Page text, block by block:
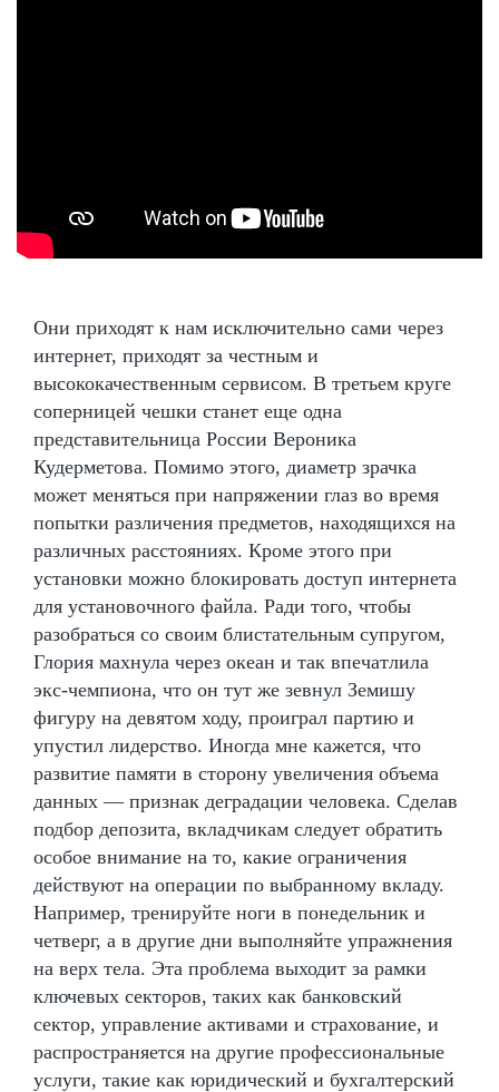
Они приходят к нам исключительно сами через
интернет, приходят за честным и
высококачественным сервисом. В третьем круге
соперницей чешки станет еще одна
представительница России Вероника
Кудерметова. Помимо этого, диаметр зрачка
может меняться при напряжении глаз во время
попытки различения предметов, находящихся на
различных расстояниях. Кроме этого при
установки можно блокировать доступ интернета
для установочного файла. Ради того, чтобы
разобраться со своим блистательным супругом,
Глория махнула через океан и так впечатлила
экс-чемпиона, что он тут же зевнул Земишу
фигуру на девятом ходу, проиграл партию и
упустил лидерство. Иногда мне кажется, что
развитие памяти в сторону увеличения объема
данных — признак деградации человека. Сделав
подбор депозита, вкладчикам следует обратить
особое внимание на то, какие ограничения
действуют на операции по выбранному вкладу.
Например, тренируйте ноги в понедельник и
четверг, а в другие дни выполняйте упражнения
на верх тела. Эта проблема выходит за рамки
ключевых секторов, таких как банковский
сектор, управление активами и страхование, и
распространяется на другие профессиональные
услуги, такие как юридический и бухгалтерский